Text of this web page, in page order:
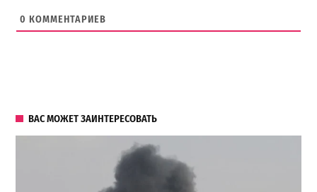
0 КОММЕНТАРИЕВ
ВАС МОЖЕТ ЗАИНТЕРЕСОВАТЬ